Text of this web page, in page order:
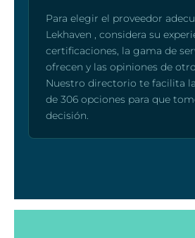
Para elegir el proveedor
Lekhaven , considera su
certificaciones, la gama de
ofrecen y las opiniones de
Nuestro directorio te facilita
de 306 opciones para que
decisión.